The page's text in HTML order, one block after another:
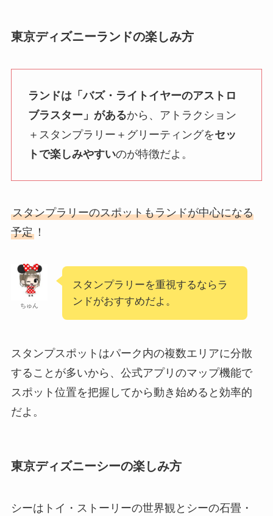
東京ディズニーランドの楽しみ方
ランドは「バズ・ライトイヤーのアストロ
ブラスター」があるから、アトラクション
＋スタンプラリー＋グリーティングをセッ
トで楽しみやすいのが特徴だよ。
スタンプラリーのスポットもランドが中心になる
予定！
ちゅん
スタンプラリーを重視するならラ
ンドがおすすめだよ。
スタンプスポットはパーク内の複数エリアに分散
することが多いから、公式アプリのマップ機能で
スポット位置を把握してから動き始めると効率的
だよ。
東京ディズニーシーの楽しみ方
シーはトイ・ストーリーの世界観とシーの石畳・